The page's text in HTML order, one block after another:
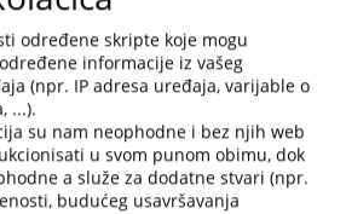
4109PREGLEDA
određene skripte koje mogu
informacije iz vašeg
(npr. IP adresa uređaja, varijable o
...).
su nam neophodne i bez njih web
u svom punom obimu, dok
a služe za dodatne stvari (npr.
budućeg usavršavanja